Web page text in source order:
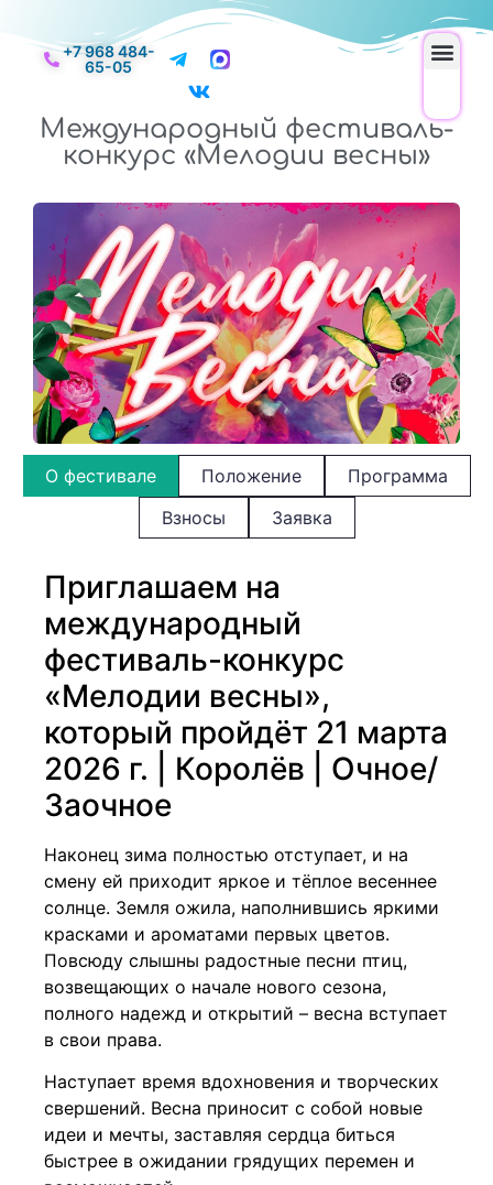
+7 968 484-
65-05
Международный фестиваль-
конкурс «Мелодии весны»
О фестивале Положение
Программа
Взносы
Заявка
Приглашаем на
международный
фестиваль-конкурс
«Мелодии весны»,
который пройдёт 21 марта
2026 г. | Королёв | Очное/
Заочное
Наконец зима полностью отступает, и на
смену ей приходит яркое и тёплое весеннее
солнце. Земля ожила, наполнившись яркими
красками и ароматами первых цветов.
Повсюду слышны радостные песни птиц,
возвещающих о начале нового сезона,
полного надежд и открытий – весна вступает
в свои права.
Наступает время вдохновения и творческих
свершений. Весна приносит с собой новые
идеи и мечты, заставляя сердца биться
быстрее в ожидании грядущих перемен и